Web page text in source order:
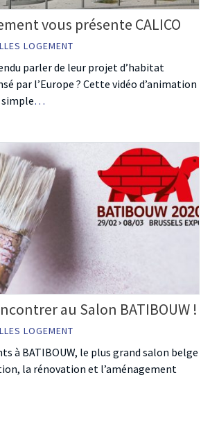
vous présente CALICO
LOGEMENT
parler de leur projet d’habitat
par l’Europe ? Cette vidéo d’animation
simple…
au Salon BATIBOUW !
LOGEMENT
à BATIBOUW, le plus grand salon belge
la rénovation et l’aménagement